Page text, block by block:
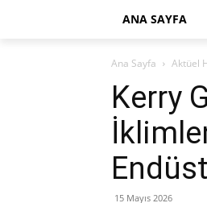
ANA SAYFA
Ana Sayfa Aktüel
Kerry
15 Mayıs 2026